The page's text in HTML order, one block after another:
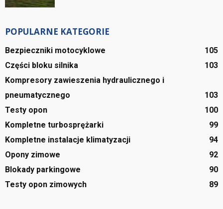
POPULARNE KATEGORIE
Bezpieczniki motocyklowe
105
Części bloku silnika
103
Kompresory zawieszenia hydraulicznego i
pneumatycznego
103
Testy opon
100
Kompletne turbosprężarki
99
Kompletne instalacje klimatyzacji
94
Opony zimowe
92
Blokady parkingowe
90
Testy opon zimowych
89